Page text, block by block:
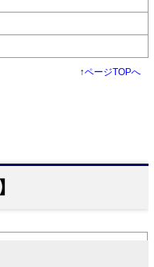
↑ページTOPへ